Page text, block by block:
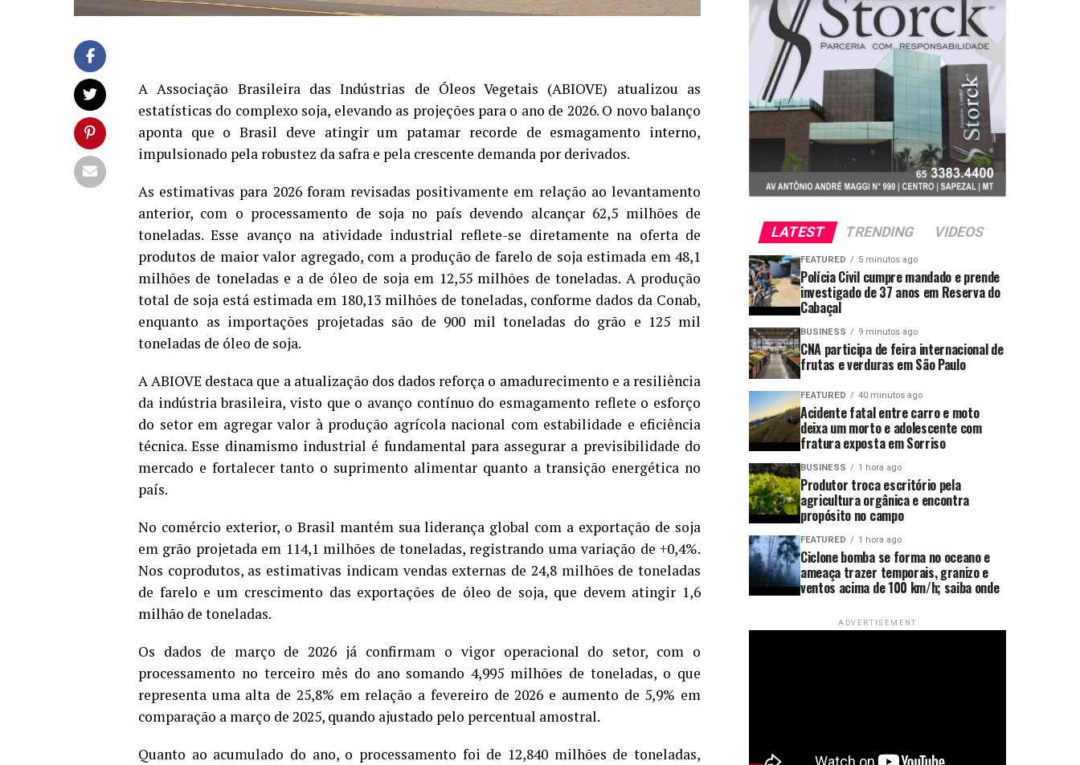
A Associação Brasileira das Indústrias de Óleos Vegetais (ABIOVE) atualizou as
estatísticas do complexo soja, elevando as projeções para o ano de 2026. O novo balanço
aponta que o Brasil deve atingir um patamar recorde de esmagamento interno,
impulsionado pela robustez da safra e pela crescente demanda por derivados.
As estimativas para 2026 foram revisadas positivamente em relação ao levantamento
anterior, com o processamento de soja no país devendo alcançar 62,5 milhões de
toneladas. Esse avanço na atividade industrial reflete-se diretamente na oferta de
produtos de maior valor agregado, com a produção de farelo de soja estimada em 48,1
milhões de toneladas e a de óleo de soja em 12,55 milhões de toneladas. A produção
total de soja está estimada em 180,13 milhões de toneladas, conforme dados da Conab,
enquanto as importações projetadas são de 900 mil toneladas do grão e 125 mil
toneladas de óleo de soja.
A ABIOVE destaca que a atualização dos dados reforça o amadurecimento e a resiliência
da indústria brasileira, visto que o avanço contínuo do esmagamento reflete o esforço
do setor em agregar valor à produção agrícola nacional com estabilidade e eficiência
técnica. Esse dinamismo industrial é fundamental para assegurar a previsibilidade do
mercado e fortalecer tanto o suprimento alimentar quanto a transição energética no
país.
No comércio exterior, o Brasil mantém sua liderança global com a exportação de soja
em grão projetada em 114,1 milhões de toneladas, registrando uma variação de +0,4%.
Nos coprodutos, as estimativas indicam vendas externas de 24,8 milhões de toneladas
de farelo e um crescimento das exportações de óleo de soja, que devem atingir 1,6
milhão de toneladas.
Os dados de março de 2026 já confirmam o vigor operacional do setor, com o
processamento no terceiro mês do ano somando 4,995 milhões de toneladas, o que
representa uma alta de 25,8% em relação a fevereiro de 2026 e aumento de 5,9% em
comparação a março de 2025, quando ajustado pelo percentual amostral.
Quanto ao acumulado do ano, o processamento foi de 12,840 milhões de toneladas,
LATEST TRENDING VIDEOS
FEATURED 5 minutos ago
Polícia Civil cumpre mandado e prende
investigado de 37 anos em Reserva do
Cabaçal
BUSINESS 9 minutos ago
CNA participa de feira internacional de
frutas e verduras em São Paulo
FEATURED 40 minutos ago
Acidente fatal entre carro e moto
deixa um morto e adolescente com
fratura exposta em Sorriso
BUSINESS 1 hora ago
Produtor troca escritório pela
agricultura orgânica e encontra
propósito no campo
FEATURED 1 hora ago
Ciclone bomba se forma no oceano e
ameaça trazer temporais, granizo e
ventos acima de 100 km/h; saiba onde
ADVERTISEMENT